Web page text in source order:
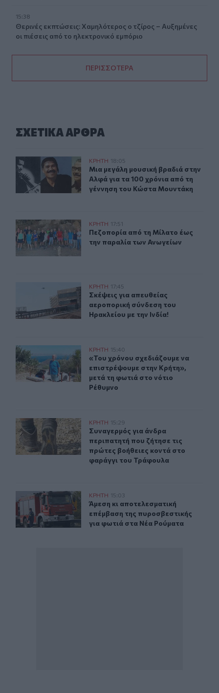
15:38
Θερινές εκπτώσεις: Χαμηλότερος ο τζίρος – Αυξημένες
οι πιέσεις από το ηλεκτρονικό εμπόριο
ΠΕΡΙΣΣΟΤΕΡΑ
ΣΧΕΤΙΚA AΡΘΡΑ
Μια μεγάλη μουσική βραδιά στην Αλφά για τα 100
ΚΡΗΤΗ 18:05
Μια μεγάλη μουσική βραδιά στην
Μια μεγάλη μουσική βραδιά στην
Αλφά για τα 100 χρόνια από τη
γέννηση του Κώστα Μουντάκη
Πεζοπορία από τη Μίλατο έως την παραλία των
ΚΡΗΤΗ 17:51
Πεζοπορία από τη Μίλατο έως την
Πεζοπορία από τη Μίλατο έως
την παραλία των Ανωγείων
Σκέψεις για απευθείας αεροπορική σύνδεση του
ΚΡΗΤΗ 17:45
Σκέψεις για απευθείας
Σκέψεις για απευθείας
αεροπορική σύνδεση του
Ηρακλείου με την Ινδία!
«Του χρόνου σχεδιάζουμε να επιστρέψουμε στην
ΚΡΗΤΗ 15:40
«Του χρόνου σχεδιάζουμε να
«Του χρόνου σχεδιάζουμε να
επιστρέψουμε στην Κρήτη»,
μετά τη φωτιά στο νότιο
Ρέθυμνο
Συναγερμός για άνδρα περιπατητή που ζήτησε τις
ΚΡΗΤΗ 15:29
Συναγερμός για άνδρα
Συναγερμός για άνδρα
περιπατητή που ζήτησε τις
πρώτες βοήθειες κοντά στο
φαράγγι του Τράφουλα
Άμεση κι αποτελεσματική επέμβαση της
ΚΡΗΤΗ 15:03
Άμεση κι αποτελεσματική
Άμεση κι αποτελεσματική
επέμβαση της πυροσβεστικής
για φωτιά στα Νέα Ρούματα